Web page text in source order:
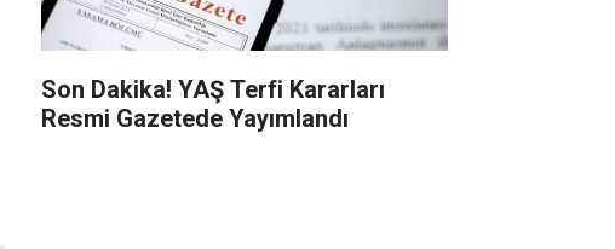
Son Dakika! YAŞ Terfi Kararları
Resmi Gazetede Yayımlandı